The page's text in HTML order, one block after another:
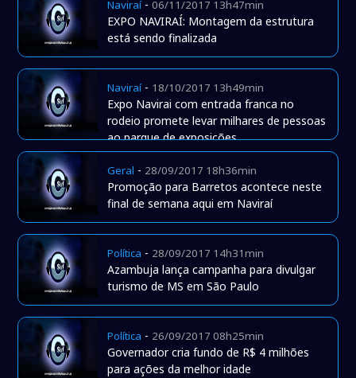
Naviraí-06/11/2017 13h47min
EXPO NAVIRAÍ: Montagem da estrutura
está sendo finalizada
Naviraí- 18/10/2017 13h49min
Expo Navirai com entrada franca no
rodeio promete levar milhares de pessoas
ao parque de exposições
Geral - 28/09/2017 18h36min
Promoção para Barretos acontece neste
final de semana aqui em Naviraí
Política - 28/09/2017 14h31min
Azambuja lança campanha para divulgar
turismo de MS em São Paulo
Política - 26/09/2017 08h25min
Governador cria fundo de R$ 4 milhões
para ações da melhor idade